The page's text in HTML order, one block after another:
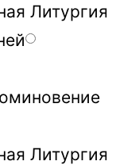
Литургия
Литургия